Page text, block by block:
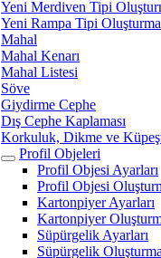
Yeni Merdiven Tipi
Yeni Rampa Tipi Oluşturma
Mahal
Mahal Kenarı
Mahal Listesi
Söve
Giydirme Cephe
Dış Cephe Kaplaması
Korkuluk, Dikme ve
Profil Objeleri
Profil Objesi Ayarları
Profil Objesi
Kartonpiyer Ayarları
Kartonpiyer
Süpürgelik Ayarları
Süpürgelik Oluşturma